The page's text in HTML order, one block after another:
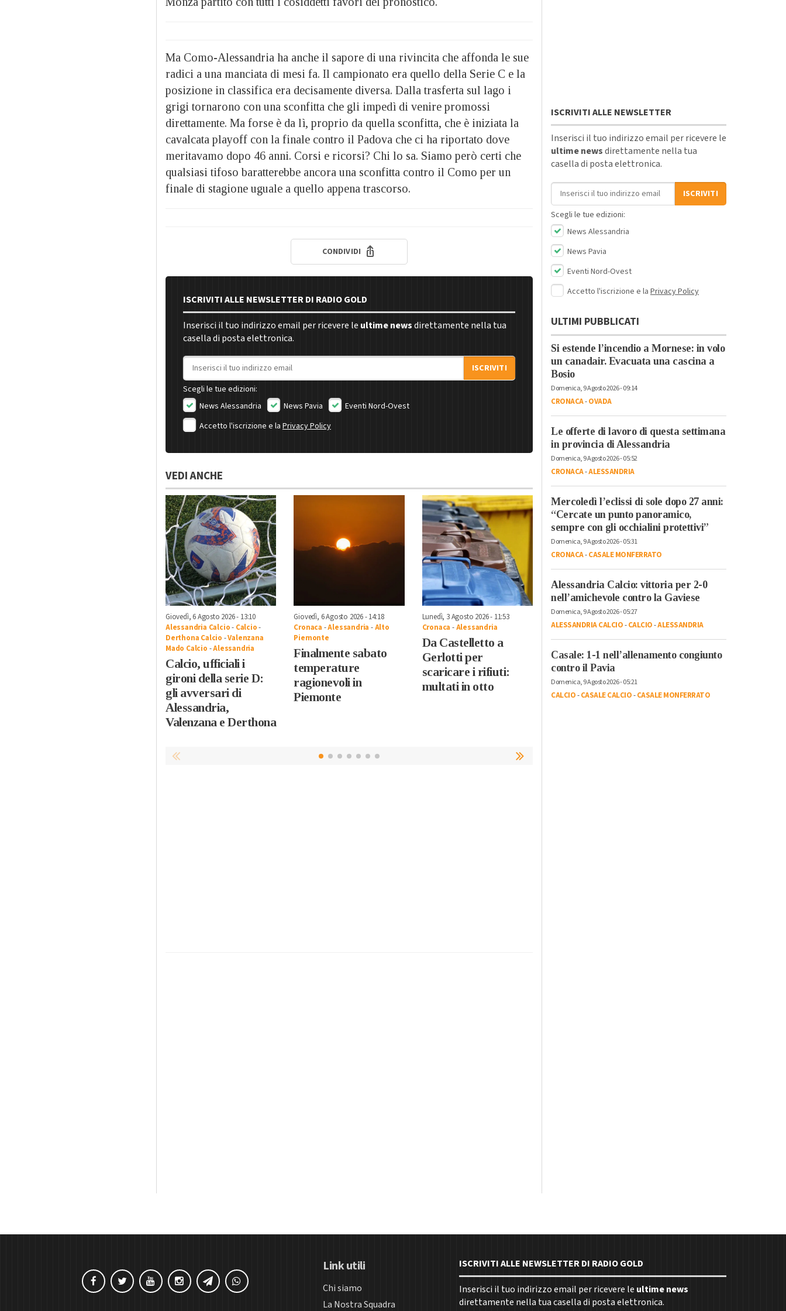
Ma Como-Alessandria ha anche il sapore di una rivincita che affonda le sue
radici a una manciata di mesi fa. Il campionato era quello della Serie C e la
posizione in classifica era decisamente diversa. Dalla trasferta sul lago i
grigi tornarono con una sconfitta che gli impedì di venire promossi
direttamente. Ma forse è da lì, proprio da quella sconfitta, che è iniziata la
cavalcata playoff con la finale contro il Padova che ci ha riportato dove
meritavamo dopo 46 anni. Corsi e ricorsi? Chi lo sa. Siamo però certi che
qualsiasi tifoso baratterebbe ancora una sconfitta contro il Como per un
finale di stagione uguale a quello appena trascorso.
CONDIVIDI
ISCRIVITI ALLE NEWSLETTER DI RADIO GOLD
Inserisci il tuo indirizzo email per ricevere le ultime newsdirettamente nella tua
casella di posta elettronica.
Indirizzo email
ISCRIVITI
Scegli le tue edizioni:
News Alessandria
News Pavia
Eventi Nord-Ovest
Accetto l'iscrizione e la Privacy Policy
VEDI ANCHE
Giovedì, 6 Agosto 2026 - 13:10
Alessandria Calcio- Calcio-
Derthona Calcio -Valenzana
Mado Calcio -Alessandria
Calcio, ufficiali i
gironi della serie D:
gli avversari di
Alessandria,
Valenzana e Derthona
Giovedì, 6 Agosto 2026 - 14:18
Cronaca -Alessandria -Alto
Piemonte
Finalmente sabato
temperature
ragionevoli in
Piemonte
Lunedì, 3 Agosto 2026 - 11:53
Cronaca -Alessandria
Da Castelletto a
Gerlotti per
scaricare i rifiuti:
multati in otto
Martedì, 4 Agosto 2026 - 17:16
Cronaca-Alessandria
Oggi è uno spettro
d’archeologia
industriale ma ecco
com’era lo
zuccherificio quando
Cronaca
Un giorno da
Carabinieri: i ragazzi
Alessandria
ISCRIVITI ALLE NEWSLETTER
Inserisci il tuo indirizzo email per ricevere le
ultime newsdirettamente nella tua
casella di posta elettronica.
Indirizzo email
ISCRIVITI
Scegli le tue edizioni:
News Alessandria
News Pavia
Eventi Nord-Ovest
Accetto l'iscrizione e la Privacy Policy
ULTIMI PUBBLICATI
Si estende l’incendio a Mornese: in volo
un canadair. Evacuata una cascina a
Bosio
Domenica, 9 Agosto 2026 - 09:14
CRONACA-OVADA
Le offerte di lavoro di questa settimana
in provincia di Alessandria
Domenica, 9 Agosto 2026 - 05:52
CRONACA-ALESSANDRIA
Mercoledì l’eclissi di sole dopo 27 anni:
“Cercate un punto panoramico,
sempre con gli occhialini protettivi”
Domenica, 9 Agosto 2026 - 05:31
CRONACA-CASALE MONFERRATO
Alessandria Calcio: vittoria per 2-0
nell’amichevole contro la Gaviese
Domenica, 9 Agosto 2026 - 05:27
ALESSANDRIA CALCIO-CALCIO-ALESSANDRIA
Casale: 1-1 nell’allenamento congiunto
contro il Pavia
Domenica, 9 Agosto 2026 - 05:21
CALCIO-CASALE CALCIO-CASALE MONFERRATO
Link utili
Chi siamo
La Nostra Squadra
ISCRIVITI ALLE NEWSLETTER DI RADIO GOLD
Inserisci il tuo indirizzo email per ricevere le ultime news
direttamente nella tua casella di posta elettronica.